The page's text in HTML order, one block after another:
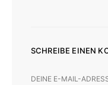
SCHREIBE EINEN
DEINE E-MAIL-